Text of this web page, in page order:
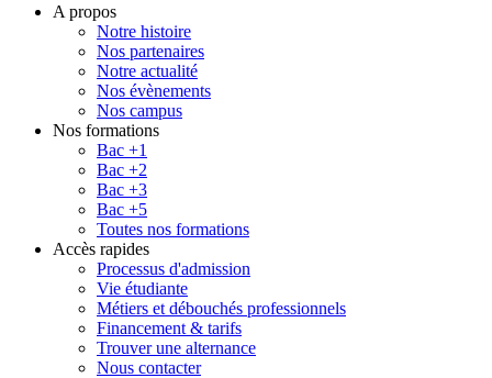
A propos
Notre histoire
Nos partenaires
Notre actualité
Nos évènements
Nos campus
Nos formations
Bac +1
Bac +2
Bac +3
Bac +5
Toutes nos formations
Accès rapides
Processus d'admission
Vie étudiante
Métiers et débouchés professionnels
Financement & tarifs
Trouver une alternance
Nous contacter